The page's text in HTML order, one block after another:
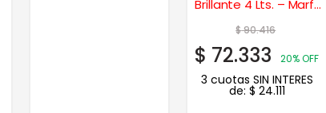
Brillante 4 Lts. – Marfil
$90.416
$ 72.333 20% OFF
3 cuotas SIN INTERES
de: $ 24.111